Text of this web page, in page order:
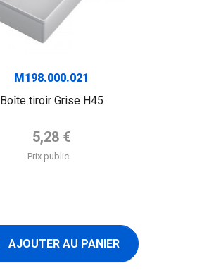
M198.000.021
Boîte tiroir Grise H45
Prix de base
5,28 €
Prix public
AJOUTER AU PANIER